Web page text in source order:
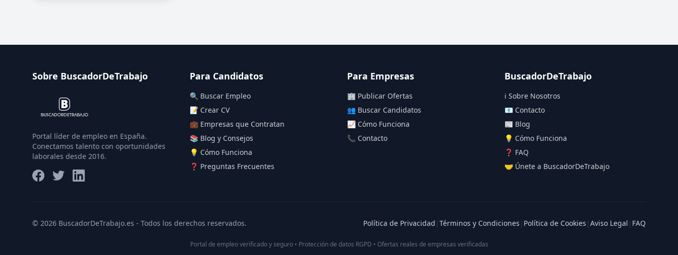
Sobre BuscadorDeTrabajo
Portal líder de empleo en España.
Conectamos talento con oportunidades
laborales desde 2016.
Para Candidatos
🔍 Buscar Empleo
📝 Crear CV
💼 Empresas que Contratan
📚 Blog y Consejos
💡 Cómo Funciona
❓ Preguntas Frecuentes
Para Empresas
🏢 Publicar Ofertas
👥 Buscar Candidatos
📈 Cómo Funciona
📞 Contacto
BuscadorDeTrabajo
ℹ️ Sobre Nosotros
📧 Contacto
📰 Blog
💡 Cómo Funciona
❓ FAQ
🤝 Únete a BuscadorDeTrabajo
© 2026 BuscadorDeTrabajo.es - Todos los derechos reservados. Política de Privacidad | Términos y Condiciones | Política de Cookies | Aviso Legal | FAQ
Portal de empleo verificado y seguro • Protección de datos RGPD • Ofertas reales de empresas verificadas